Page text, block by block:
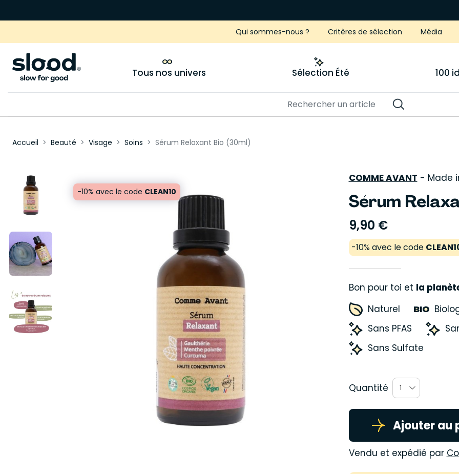
Qui sommes-nous ? Critères de sélection Média
Tous nos univers Sélection Été 100
Accueil Beauté Visage Soins Sérum Relaxant Bio (30ml)
-10% avec le code CLEAN10
COMME AVANT - Made
Sérum
9,90 €
-10% avec le code
Bon pour toi et la
Naturel
Sans PFAS
Sans Sulfate
Quantité 1
Ajouter au
Vendu et expédié par